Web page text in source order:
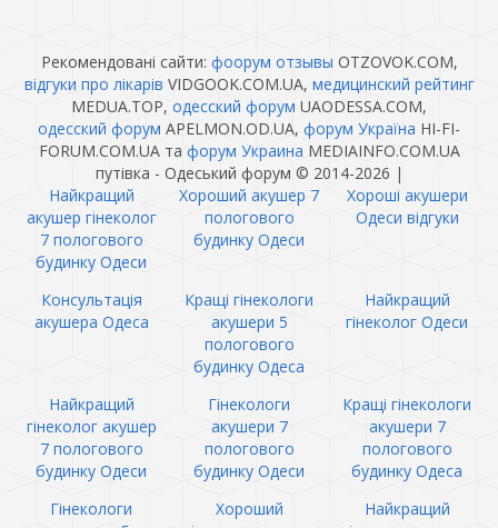
Рекомендовані сайти: фоорум отзывы OTZOVOK.COM,
відгуки про лікарів VIDGOOK.COM.UA, медицинский рейтинг
MEDUA.TOP, одесский форум UAODESSA.COM,
одесский форум APELMON.OD.UA, форум Україна HI-FI-
FORUM.COM.UA та форум Украина MEDIAINFO.COM.UA
путівка - Одеський форум © 2014-2026 |
Найкращий
акушер гінеколог
7 пологового
будинку Одеси
Хороший акушер 7
пологового
будинку Одеси
Хороші акушери
Одеси відгуки
Консультація
акушера Одеса
Кращі гінекологи
акушери 5
пологового
будинку Одеса
Найкращий
гінеколог Одеси
Найкращий
гінеколог акушер
7 пологового
будинку Одеси
Гінекологи
акушери 7
пологового
будинку Одеси
Кращі гінекологи
акушери 7
пологового
будинку Одеса
Гінекологи
Хороший
Найкращий